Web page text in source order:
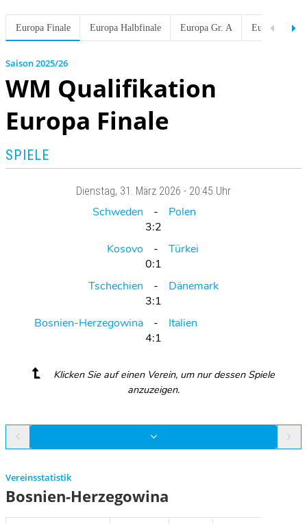
Europa Finale Europa Halbfinale Europa Gr. A Europa Gr. B
2025/26
WM Qualifikation
Europa Finale
SPIELE
Dienstag, 31. März 2026 - 20:45 Uhr
Schweden
Polen
3:2
Kosovo
Türkei
0:1
Tschechien
Dänemark
3:1
Bosnien-Herzegowina
Italien
4:1
Klicken Sie auf einen Verein, um nur dessen Spiele
anzuzeigen.
Vereinsstatistik
Bosnien-Herzegowina